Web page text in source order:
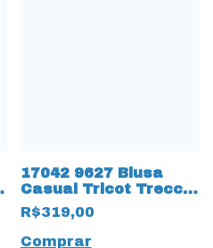
17042 9627 Blusa
Casual Tricot Trecce
Preto
R$319,00
Comprar